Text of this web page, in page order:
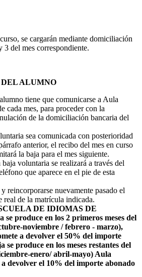
se cargarán mediante domiciliación
3 del mes correspondiente.
ALUMNO
tiene que comunicarse a Aula
cada mes, para proceder con la
de la domiciliación bancaria del
sea comunicada con posterioridad
anterior, el recibo del mes en curso
la baja para el mes siguiente.
voluntaria se realizará a través del
que aparece en el pie de esta
reincorporarse nuevamente pasado el
real de la matrícula indicada.
DE IDIOMAS DE
produce en los 2 primeros meses del
noviembre / febrero - marzo),
a devolver el 50% del importe
se produce en los meses restantes del
enero/ abril-mayo) Aula
devolver el 10% del importe abonado